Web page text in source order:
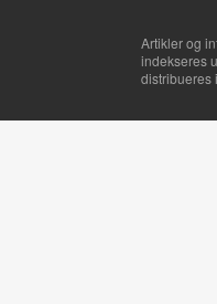
Artikler og
indekseres
distribueres